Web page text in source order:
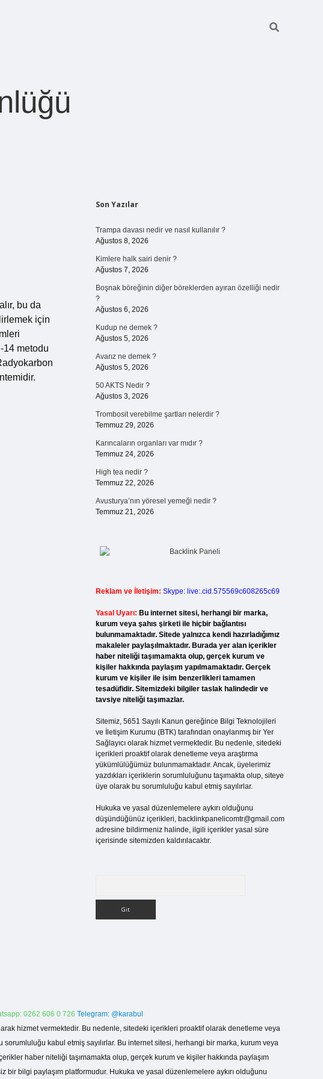
bu da
için
14 metodu
Sidebar
Son Yazılar
Trampa davası nedir ve nasıl kullanılır ?
Ağustos 8, 2026
Kimlere halk sairi denir ?
Ağustos 7, 2026
Boşnak böreğinin diğer böreklerden ayıran özelliği nedir
?
Ağustos 6, 2026
Kudup ne demek ?
Ağustos 5, 2026
Avarız ne demek ?
Ağustos 5, 2026
50 AKTS Nedir ?
Ağustos 3, 2026
Trombosit verebilme şartları nelerdir ?
Temmuz 29, 2026
Karıncaların organları var mıdır ?
Temmuz 24, 2026
High tea nedir ?
Temmuz 22, 2026
Avusturya’nın yöresel yemeği nedir ?
Temmuz 21, 2026
Reklam ve İletişim: Skype: live:.cid.575569c608265c69
Yasal Uyarı: Bu internet sitesi, herhangi bir marka,
kurum veya şahıs şirketi ile hiçbir bağlantısı
bulunmamaktadır. Sitede yalnızca kendi hazırladığımız
makaleler paylaşılmaktadır. Burada yer alan içerikler
haber niteliği taşımamakta olup, gerçek kurum ve
kişiler hakkında paylaşım yapılmamaktadır. Gerçek
kurum ve kişiler ile isim benzerlikleri tamamen
tesadüfidir. Sitemizdeki bilgiler taslak halindedir ve
tavsiye niteliği taşımazlar.
Sitemiz, 5651 Sayılı Kanun gereğince Bilgi Teknolojileri
ve İletişim Kurumu (BTK) tarafından onaylanmış bir Yer
Sağlayıcı olarak hizmet vermektedir. Bu nedenle, sitedeki
içerikleri proaktif olarak denetleme veya araştırma
yükümlülüğümüz bulunmamaktadır. Ancak, üyelerimiz
yazdıkları içeriklerin sorumluluğunu taşımakta olup, siteye
üye olarak bu sorumluluğu kabul etmiş sayılırlar.
Hukuka ve yasal düzenlemelere aykırı olduğunu
düşündüğünüz içerikleri, backlinkpanelicomtr@gmail.com
adresine bildirmeniz halinde, ilgili içerikler yasal süre
içerisinde sitemizden kaldırılacaktır.
0262 606 0 726 Telegram: @karabul
hizmet vermektedir. Bu nedenle, sitedeki içerikleri proaktif olarak denetleme veya
kabul etmiş sayılırlar. Bu internet sitesi, herhangi bir marka, kurum veya
haber niteliği taşımamakta olup, gerçek kurum ve kişiler hakkında paylaşım
bir bilgi paylaşım platformudur. Hukuka ve yasal düzenlemelere aykırı olduğunu